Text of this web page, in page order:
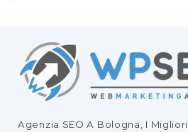
Agenzia SEO A Bologna, I Migliori